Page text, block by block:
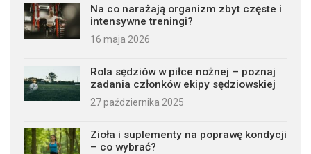
Na co narażają organizm zbyt częste i
intensywne treningi?
16 maja 2026
Rola sędziów w piłce nożnej – poznaj
zadania członków ekipy sędziowskiej
27 października 2025
Zioła i suplementy na poprawę kondycji
– co wybrać?